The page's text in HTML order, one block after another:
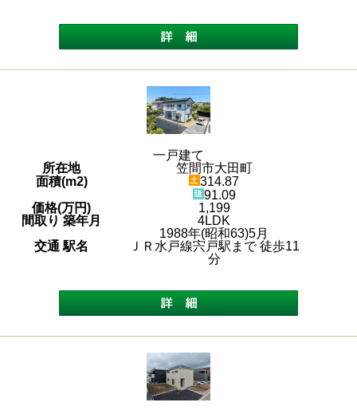
一戸建て
所在地
笠間市大田町
面積(m2)
314.87
91.09
価格(万円)
1,199
間取り 築年月
4LDK
1988年(昭和63)5月
交通 駅名
ＪＲ水戸線宍戸駅まで 徒歩11
分